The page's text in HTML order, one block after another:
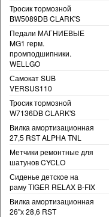
Тросик тормозной
BW5089DB CLARK'S
Педали МАГНИЕВЫЕ
MG1 герм.
промподшипники.
WELLGO
Самокат SUB
VERSUS110
Тросик тормозной
W7136DB CLARK'S
Вилка амортизационная
27,5 RST ALPHA TNL
Метчики ремонтные для
шатунов CYCLO
Сиденье детское на
раму TIGER RELAX B-FIX
Вилка амортизационная
26"х 28,6 RST